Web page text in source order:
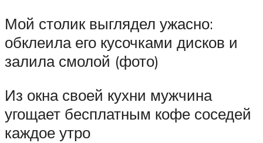
Мой столик выглядел ужасно:
обклеила его кусочками дисков и
залила смолой (фото)
Из окна своей кухни мужчина
угощает бесплатным кофе соседей
каждое утро